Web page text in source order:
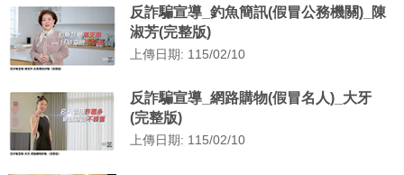
反詐騙宣導_釣魚簡訊(假冒公務機關)_陳
淑芳(完整版)
上傳日期: 115/02/10
反詐騙宣導_網路購物(假冒名人)_大牙
(完整版)
上傳日期: 115/02/10